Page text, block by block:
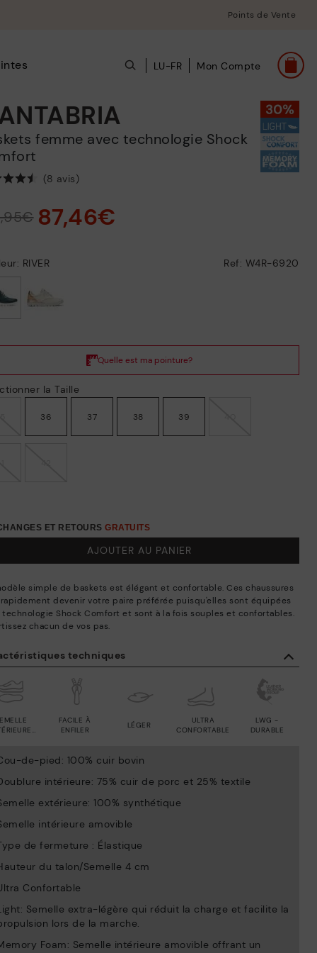
Points de Vente
LU-FR Mon Compte
techniques
LÉGER
FACILE À
ENFILER
ULTRA
CONFORTABLE
LWG -
DURABLE
de-pied: 100% cuir bovin
intérieure: 75% cuir de porc et 25% textile
extérieure: 100% synthétique
intérieure amovible
de fermeture : Élastique
du talon/Semelle 4 cm
Confortable
Semelle extra-légère qui réduit la charge et facilite la
lors de la marche.
Foam: Semelle intérieure amovible offrant un
(8 avis)
87,46€
RIVER Ref: W4R-6920
la Taille
36 37 38 39
ET RETOURSGRATUITS
AJOUTER AU PANIER
simple de baskets est élégant et confortable. Ces chaussures
devenir votre paire préférée puisqu'elles sont équipées
technologie Shock Comfort et sont à la fois souples et confortables.
chacun de vos pas.